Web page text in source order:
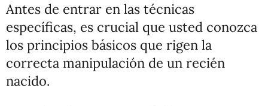
Antes de entrar en las técnicas
específicas, es crucial que usted conozca
los principios básicos que rigen la
correcta manipulación de un recién
nacido.